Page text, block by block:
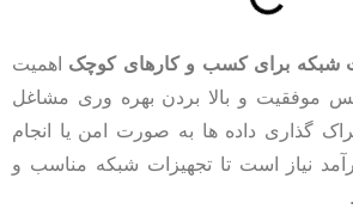
شبکه برای کسب و کارهای کوچک اهمیت
موفقیت و بالا بردن بهره‌ وری مشاغل
گذاری داده‌ ها به صورت امن یا انجام
نیاز است تا تجهیزات شبکه مناسب و